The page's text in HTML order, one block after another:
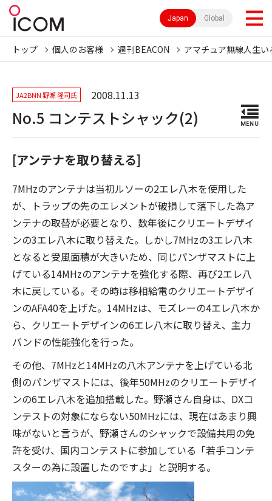
Japan Global
トップ 個人のお客様 週刊BEACON アマチュア無線人生い
JA2BNN 野瀬 隆司氏 2008.11.13
No.5 コンテストシャック(2) MENU
[アンテナを取り替える]
7MHzのアンテナは当初ルソーの2エレ八木を使用した
が、トラップの先のエレメントが破損して落下した為ア
ンテナの取替が必要となり、数年後にクリエートデザイ
ンの3エレ八木に取り替えた。しかし7MHzの3エレ八木
となると受風面積が大きいため、同じパンザマストに上
げている14MHzのアンテナを強化する際、再び2エレ八
木に戻している。その時は移相給電のクリエートデザイ
ンのAFA40を上げた。14MHzは、モズレーの4エレ八木か
ら、クリエートデザインの6エレ八木に取り替え、主力
バンドの性能強化を行った。
その他、7MHzと14MHzの八木アンテナを上げている北
側のパンザマストには、後年50MHzのクリエートデザイ
ンの6エレ八木を追加搭載した。野瀬さん自身は、DXコ
ンテストの対象にならない50MHzには、現在はあまり興
味がないと言うが、野瀬さんのシャックで設備共用の免
許を受け、国内コンテストに参加している「若手コンテ
スターの為に設置したのですよ」と説明する。